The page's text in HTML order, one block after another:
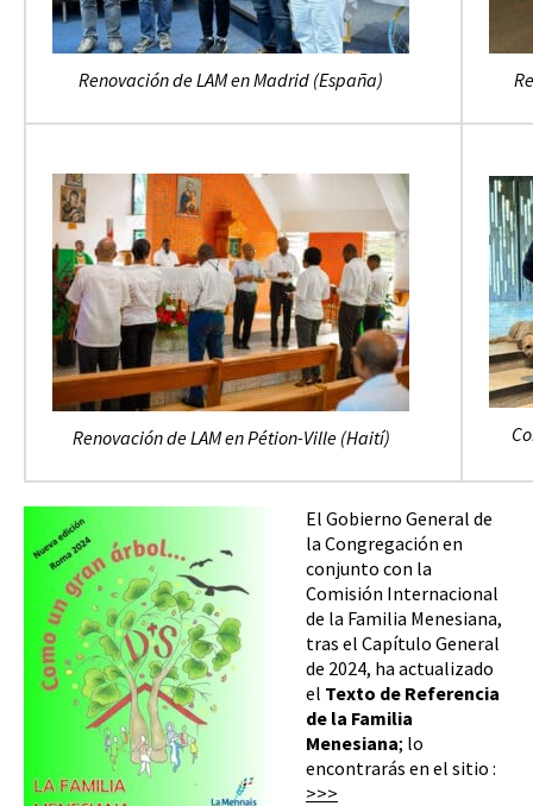
Renovación de LAM en Madrid (España)
Renovación de LAM en Pétion-Ville (Haití)
El Gobierno General de
la Congregación en
conjunto con la
Comisión Internacional
de la Familia Menesiana,
tras el Capítulo General
de 2024, ha actualizado
el Texto de Referencia
de la Familia
Menesiana; lo
encontrarás en el sitio :
>>>